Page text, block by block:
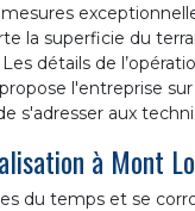
la superficie du
détails de
l'entreprise
s'adresser aux
à Mont
du temps et se